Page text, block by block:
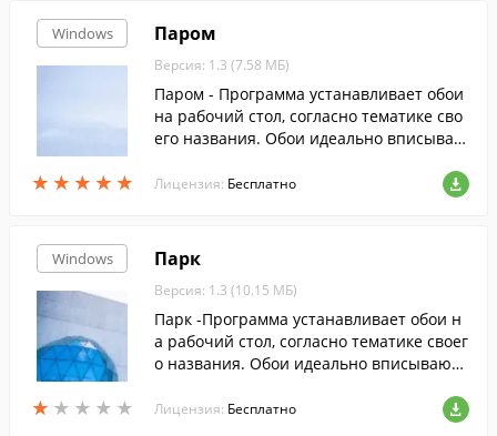
Windows
★ ★ ★ ★ ★
★ ★ ★ ★ ★
Паром
Версия: 1.3 (7.58 МБ)
Паром - Программа устанавливает обои
на рабочий стол, согласно тематике сво
его названия. Обои идеально вписываю
Лицензия: Бесплатно
Windows
★ ★ ★ ★ ★
★ ★ ★ ★ ★
Парк
Версия: 1.3 (10.15 МБ)
Парк -Программа устанавливает обои н
а рабочий стол, согласно тематике своег
о названия. Обои идеально вписываютс
Лицензия: Бесплатно